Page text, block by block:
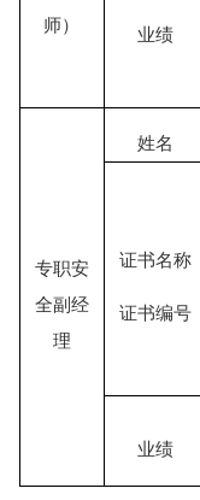
师）
业绩
专职安
全副经
理
姓名
证书名称
证书编号
业绩